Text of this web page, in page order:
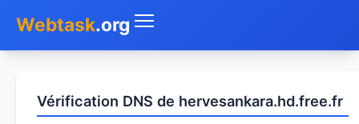
Webtask.org
Whois
Vérification DNS de hervesankara.hd.free.fr